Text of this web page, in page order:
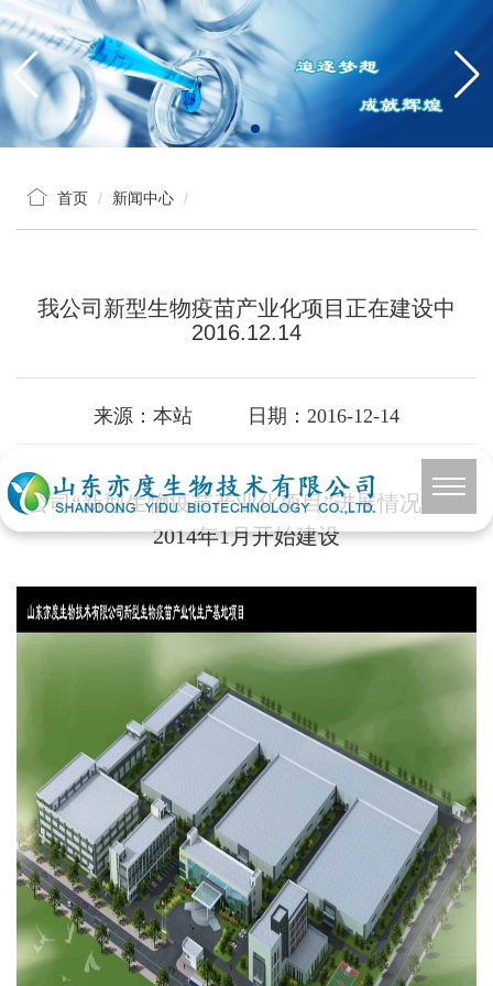
首页 新闻中心
我公司新型生物疫苗产业化项目正在建设中
2016.12.14
来源：本站 日期：2016-12-14
公司“新型生物疫苗产业化项目”进展情况，自
2014年1月开始建设